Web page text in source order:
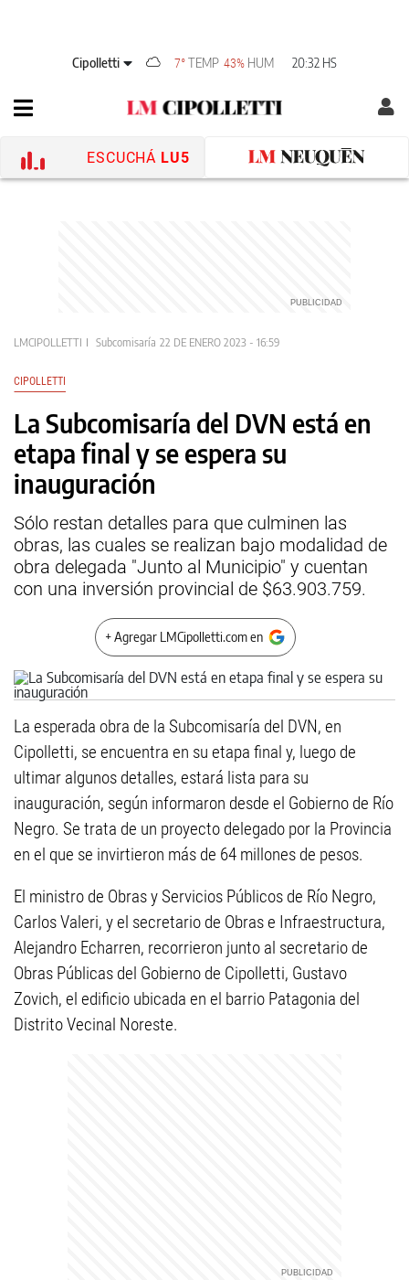
Cipolletti 7°TEMP 43% HUM 20:32 HS
ESCUCHÁ LU5
LMCIPOLLETTI Subcomisaría 22 DE ENERO 2023 - 16:59
CIPOLLETTI
La Subcomisaría del DVN está en
etapa final y se espera su
inauguración
Sólo restan detalles para que culminen las
obras, las cuales se realizan bajo modalidad de
obra delegada "Junto al Municipio" y cuentan
con una inversión provincial de $63.903.759.
+ Agregar LMCipolletti.com en
La esperada obra de la Subcomisaría del DVN, en
Cipolletti, se encuentra en su etapa final y, luego de
ultimar algunos detalles, estará lista para su
inauguración, según informaron desde el Gobierno de Río
Negro. Se trata de un proyecto delegado por la Provincia
en el que se invirtieron más de 64 millones de pesos.
El ministro de Obras y Servicios Públicos de Río Negro,
Carlos Valeri, y el secretario de Obras e Infraestructura,
Alejandro Echarren, recorrieron junto al secretario de
Obras Públicas del Gobierno de Cipolletti, Gustavo
Zovich, el edificio ubicada en el barrio Patagonia del
Distrito Vecinal Noreste.